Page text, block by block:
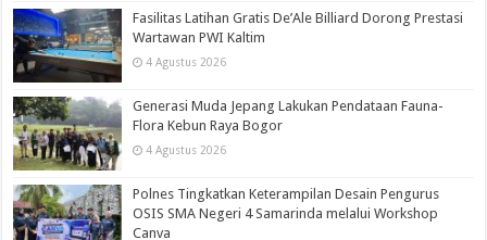
Fasilitas Latihan Gratis De’Ale Billiard Dorong Prestasi
Wartawan PWI Kaltim
4 Agustus 2026
Generasi Muda Jepang Lakukan Pendataan Fauna-
Flora Kebun Raya Bogor
4 Agustus 2026
Polnes Tingkatkan Keterampilan Desain Pengurus
OSIS SMA Negeri 4 Samarinda melalui Workshop
Canva